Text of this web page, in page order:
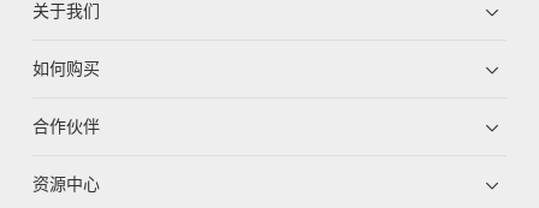
关于我们
如何购买
合作伙伴
资源中心